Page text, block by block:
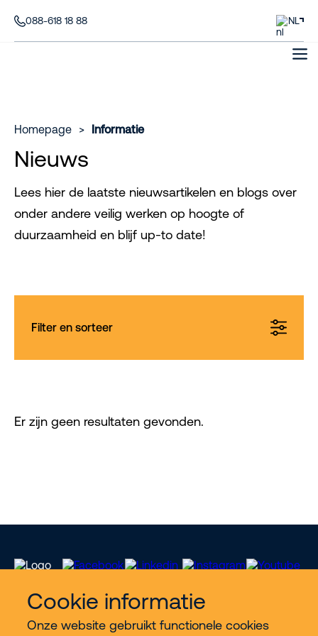
Cookie informatie
Onze website gebruikt functionele cookies
088-618 18 88 NL
Homepage > Informatie
Nieuws
Lees hier de laatste nieuwsartikelen en blogs over
onder andere veilig werken op hoogte of
duurzaamheid en blijf up-to date!
Filter en sorteer
Er zijn geen resultaten gevonden.